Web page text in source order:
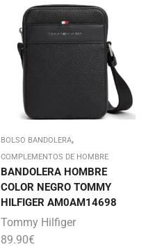
BOLSO BANDOLERA,
COMPLEMENTOS DE HOMBRE
BANDOLERA HOMBRE
COLOR NEGRO TOMMY
HILFIGER AM0AM14698
Tommy Hilfiger
89.90€